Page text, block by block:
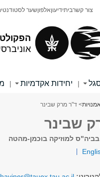
צור קשרביתידיעוןאלפוןשער
| יחידות אקדמיות |
> ד"ר מרק שבינר
שבינר
למוזיקה בוכמן-מהטה